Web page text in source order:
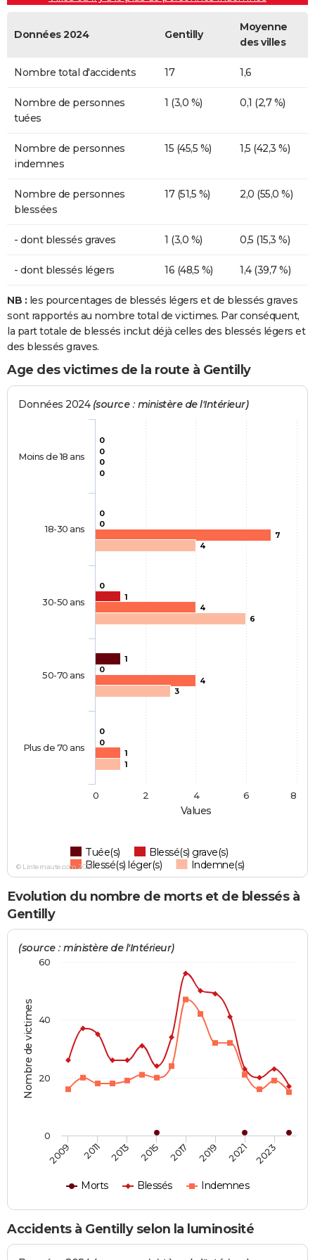
Données 2024 Gentilly
Moyenne
des villes
Nombre total d'accidents 17 1,6
Nombre de personnes
tuées
1 (3,0 %) 0,1 (2,7 %)
Nombre de personnes
indemnes
15 (45,5 %) 1,5 (42,3 %)
Nombre de personnes
blessées
17 (51,5 %) 2,0 (55,0 %)
- dont blessés graves 1 (3,0 %) 0,5 (15,3 %)
- dont blessés légers 16 (48,5 %) 1,4 (39,7 %)
NB : les pourcentages de blessés légers et de blessés graves
sont rapportés au nombre total de victimes. Par conséquent,
la part totale de blessés inclut déjà celles des blessés légers et
des blessés graves.
Age des victimes de la route à Gentilly
Values
Données 2024 (source : ministère de l'Intérieur)
0
0
0
1
0
0
0
1
0
0
0
7
4
4
1
0
4
6
3
1
Tuée(s)
Blessé(s) grave(s)
Blessé(s) léger(s)
Indemne(s)
Moins de 18 ans
18-30 ans
30-50 ans
50-70 ans
Plus de 70 ans
0 2 4 6 8
© Linternaute.com 2026
Evolution du nombre de morts et de blessés à
Gentilly
Nombre de victimes
(source : ministère de l'Intérieur)
Morts Blessés Indemnes
2009 2011 2013 2015 2017 2019 2021 2023
0
20
40
60
Accidents à Gentilly selon la luminosité